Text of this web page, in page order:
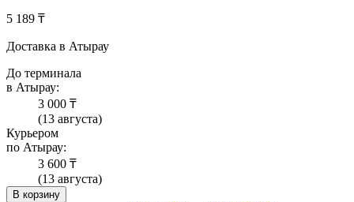
5 189 ₸
Доставка в Атырау
До терминала
в Атырау:
3 000 ₸
(13 августа)
Курьером
по Атырау:
3 600 ₸
(13 августа)
В корзину